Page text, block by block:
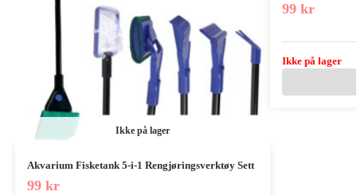
Ikke på lager
Akvarium Fisketank 5-i-1 Rengjøringsverktøy Sett
99 kr
99 kr
Ikke på lager